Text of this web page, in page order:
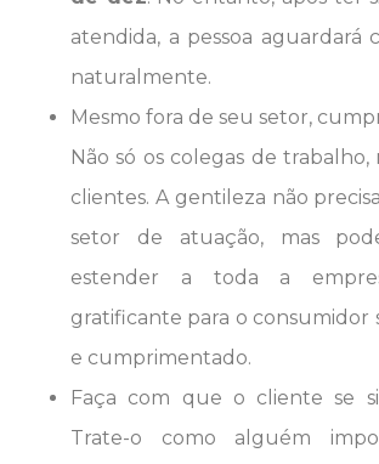
atendida, a pessoa aguardará
naturalmente.
Mesmo fora de seu setor,
Não só os colegas de
clientes. A gentileza não
setor de atuação, mas
estender a toda a
gratificante para o consumidor
e cumprimentado.
Faça com que o cliente se
Trate-o como alguém